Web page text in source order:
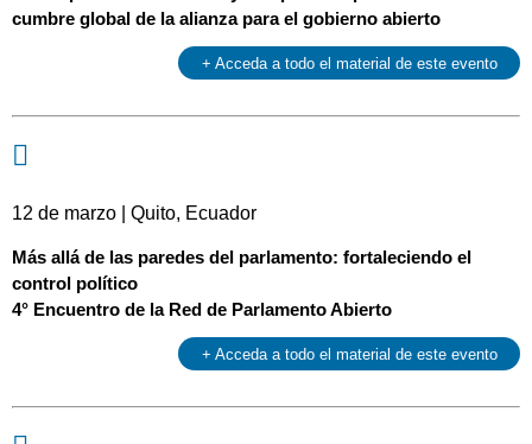
cumbre global de la alianza para el gobierno abierto
+ Acceda a todo el material de este evento
12 de marzo | Quito, Ecuador
Más allá de las paredes del parlamento: fortaleciendo el
control político
4° Encuentro de la Red de Parlamento Abierto
+ Acceda a todo el material de este evento